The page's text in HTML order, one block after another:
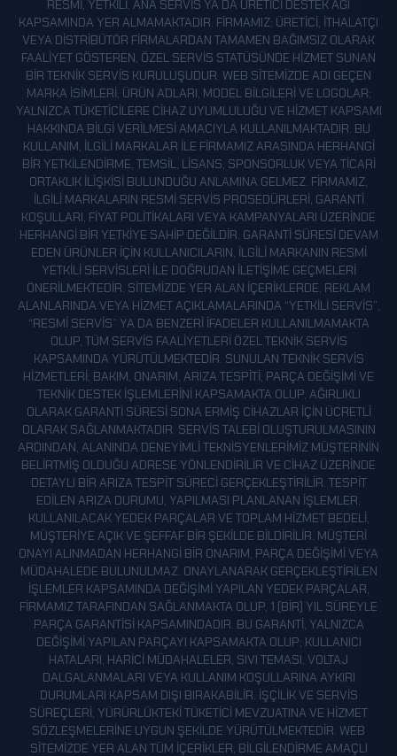
RESMI, YETKILI, ANA SERVIS YA DA ÜRETICI DESTEK AĞI
KAPSAMINDA YER ALMAMAKTADIR. FIRMAMIZ; ÜRETICI, ITHALATÇI
VEYA DISTRIBÜTÖR FIRMALARDAN TAMAMEN BAĞIMSIZ OLARAK
FAALIYET GÖSTEREN, ÖZEL SERVIS STATÜSÜNDE HIZMET SUNAN
BIR TEKNIK SERVIS KURULUŞUDUR. WEB SITEMIZDE ADI GEÇEN
MARKA ISIMLERI, ÜRÜN ADLARI, MODEL BILGILERI VE LOGOLAR;
YALNIZCA TÜKETICILERE CIHAZ UYUMLULUĞU VE HIZMET KAPSAMI
HAKKINDA BILGI VERILMESI AMACIYLA KULLANILMAKTADIR. BU
KULLANIM, ILGILI MARKALAR ILE FIRMAMIZ ARASINDA HERHANGI
BIR YETKILENDIRME, TEMSIL, LISANS, SPONSORLUK VEYA TICARI
ORTAKLIK ILIŞKISI BULUNDUĞU ANLAMINA GELMEZ. FIRMAMIZ,
ILGILI MARKALARIN RESMI SERVIS PROSEDÜRLERI, GARANTI
KOŞULLARI, FIYAT POLITIKALARI VEYA KAMPANYALARI ÜZERINDE
HERHANGI BIR YETKIYE SAHIP DEĞILDIR. GARANTI SÜRESI DEVAM
EDEN ÜRÜNLER IÇIN KULLANICILARIN, ILGILI MARKANIN RESMI
YETKILI SERVISLERI ILE DOĞRUDAN ILETIŞIME GEÇMELERI
ÖNERILMEKTEDIR. SITEMIZDE YER ALAN IÇERIKLERDE, REKLAM
ALANLARINDA VEYA HIZMET AÇIKLAMALARINDA “YETKILI SERVIS”,
“RESMI SERVIS” YA DA BENZERI IFADELER KULLANILMAMAKTA
OLUP, TÜM SERVIS FAALIYETLERI ÖZEL TEKNIK SERVIS
KAPSAMINDA YÜRÜTÜLMEKTEDIR. SUNULAN TEKNIK SERVIS
HIZMETLERI; BAKIM, ONARIM, ARIZA TESPITI, PARÇA DEĞIŞIMI VE
TEKNIK DESTEK IŞLEMLERINI KAPSAMAKTA OLUP, AĞIRLIKLI
OLARAK GARANTI SÜRESI SONA ERMIŞ CIHAZLAR IÇIN ÜCRETLI
OLARAK SAĞLANMAKTADIR. SERVIS TALEBI OLUŞTURULMASININ
ARDINDAN, ALANINDA DENEYIMLI TEKNISYENLERIMIZ MÜŞTERININ
BELIRTMIŞ OLDUĞU ADRESE YÖNLENDIRILIR VE CIHAZ ÜZERINDE
DETAYLI BIR ARIZA TESPIT SÜRECI GERÇEKLEŞTIRILIR. TESPIT
EDILEN ARIZA DURUMU, YAPILMASI PLANLANAN IŞLEMLER,
KULLANILACAK YEDEK PARÇALAR VE TOPLAM HIZMET BEDELI,
MÜŞTERIYE AÇIK VE ŞEFFAF BIR ŞEKILDE BILDIRILIR. MÜŞTERI
ONAYI ALINMADAN HERHANGI BIR ONARIM, PARÇA DEĞIŞIMI VEYA
MÜDAHALEDE BULUNULMAZ. ONAYLANARAK GERÇEKLEŞTIRILEN
IŞLEMLER KAPSAMINDA DEĞIŞIMI YAPILAN YEDEK PARÇALAR,
FIRMAMIZ TARAFINDAN SAĞLANMAKTA OLUP, 1 (BIR) YIL SÜREYLE
PARÇA GARANTISI KAPSAMINDADIR. BU GARANTI, YALNIZCA
DEĞIŞIMI YAPILAN PARÇAYI KAPSAMAKTA OLUP; KULLANICI
HATALARI, HARICI MÜDAHALELER, SIVI TEMASI, VOLTAJ
DALGALANMALARI VEYA KULLANIM KOŞULLARINA AYKIRI
DURUMLARI KAPSAM DIŞI BIRAKABILIR. İŞÇILIK VE SERVIS
SÜREÇLERI, YÜRÜRLÜKTEKI TÜKETICI MEVZUATINA VE HIZMET
SÖZLEŞMELERINE UYGUN ŞEKILDE YÜRÜTÜLMEKTEDIR. WEB
SITEMIZDE YER ALAN TÜM IÇERIKLER, BILGILENDIRME AMAÇLI